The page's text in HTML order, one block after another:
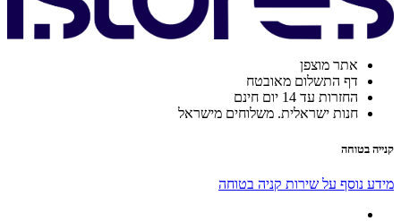
אתר מוצפן
דף התשלום מאובטח
החזרות עד 14 יום חינם
חנות ישראלית. משלוחים מישראל
קנייה בטוחה
מידע נוסף על שירות קניה בטוחה